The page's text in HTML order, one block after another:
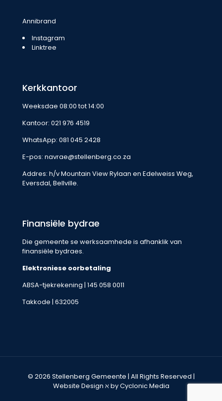
Annibrand
Instagram
Linktree
Kerkkantoor
Weeksdae 08:00 tot 14:00
Kantoor: 021 976 4519
WhatsApp: 081 045 2428
E-pos: navrae@stellenberg.co.za
Addres: h/v Mountain View Rylaan en Edelweiss Weg,
Eversdal, Bellville.
Finansiële bydrae
Die gemeente se werksaamhede is afhanklik van
finansiële bydraes.
Elektroniese oorbetaling
ABSA-tjekrekening | 145 058 0011
Takkode | 632005
© 2026 Stellenberg Gemeente | All Rights Reserved |
Website Design ℵ by Cyclonic Media